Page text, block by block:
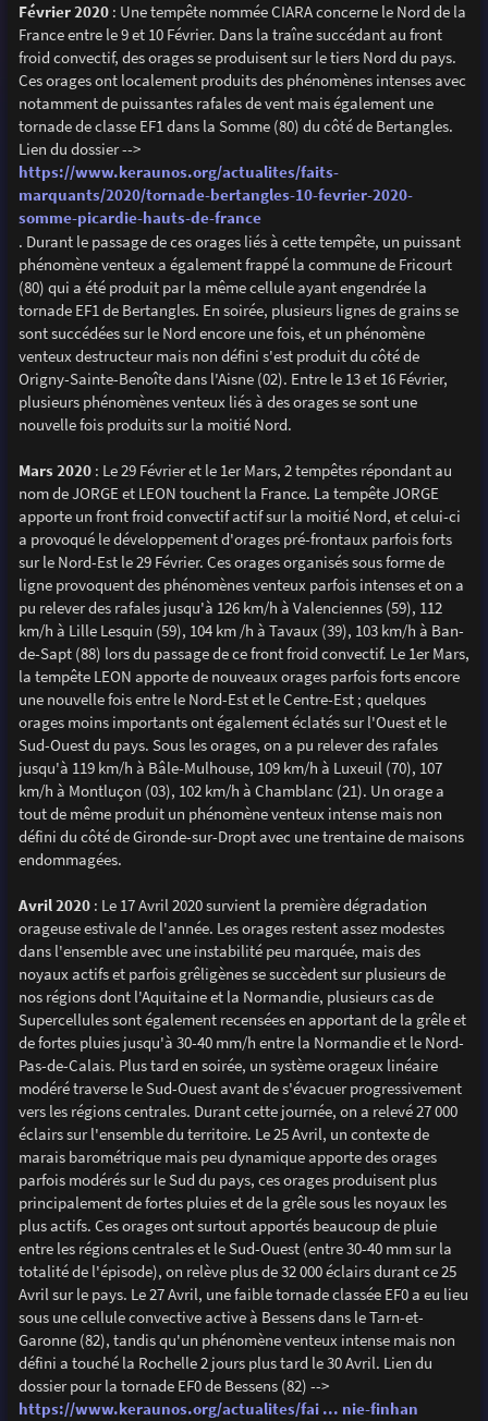
Février 2020: Une tempête nommée CIARA concerne le Nord de la
France entre le 9 et 10 Février. Dans la traîne succédant au front
froid convectif, des orages se produisent sur le tiers Nord du pays.
Ces orages ont localement produits des phénomènes intenses avec
notamment de puissantes rafales de vent mais également une
tornade de classe EF1 dans la Somme (80) du côté de Bertangles.
Lien du dossier -->
https://www.keraunos.org/actualites/faits-
marquants/2020/tornade-bertangles-10-fevrier-2020-
somme-picardie-hauts-de-france
. Durant le passage de ces orages liés à cette tempête, un puissant
phénomène venteux a également frappé la commune de Fricourt
(80) qui a été produit par la même cellule ayant engendrée la
tornade EF1 de Bertangles. En soirée, plusieurs lignes de grains se
sont succédées sur le Nord encore une fois, et un phénomène
venteux destructeur mais non défini s'est produit du côté de
Origny-Sainte-Benoîte dans l'Aisne (02). Entre le 13 et 16 Février,
plusieurs phénomènes venteux liés à des orages se sont une
nouvelle fois produits sur la moitié Nord.
Mars 2020: Le 29 Février et le 1er Mars, 2 tempêtes répondant au
nom de JORGE et LEON touchent la France. La tempête JORGE
apporte un front froid convectif actif sur la moitié Nord, et celui-ci
a provoqué le développement d'orages pré-frontaux parfois forts
sur le Nord-Est le 29 Février. Ces orages organisés sous forme de
ligne provoquent des phénomènes venteux parfois intenses et on a
pu relever des rafales jusqu'à 126 km/h à Valenciennes (59), 112
km/h à Lille Lesquin (59), 104 km /h à Tavaux (39), 103 km/h à Ban-
de-Sapt (88) lors du passage de ce front froid convectif. Le 1er Mars,
la tempête LEON apporte de nouveaux orages parfois forts encore
une nouvelle fois entre le Nord-Est et le Centre-Est ; quelques
orages moins importants ont également éclatés sur l'Ouest et le
Sud-Ouest du pays. Sous les orages, on a pu relever des rafales
jusqu'à 119 km/h à Bâle-Mulhouse, 109 km/h à Luxeuil (70), 107
km/h à Montluçon (03), 102 km/h à Chamblanc (21). Un orage a
tout de même produit un phénomène venteux intense mais non
défini du côté de Gironde-sur-Dropt avec une trentaine de maisons
endommagées.
Avril 2020: Le 17 Avril 2020 survient la première dégradation
orageuse estivale de l'année. Les orages restent assez modestes
dans l'ensemble avec une instabilité peu marquée, mais des
noyaux actifs et parfois grêligènes se succèdent sur plusieurs de
nos régions dont l'Aquitaine et la Normandie, plusieurs cas de
Supercellules sont également recensées en apportant de la grêle et
de fortes pluies jusqu'à 30-40 mm/h entre la Normandie et le Nord-
Pas-de-Calais. Plus tard en soirée, un système orageux linéaire
modéré traverse le Sud-Ouest avant de s'évacuer progressivement
vers les régions centrales. Durant cette journée, on a relevé 27 000
éclairs sur l'ensemble du territoire. Le 25 Avril, un contexte de
marais barométrique mais peu dynamique apporte des orages
parfois modérés sur le Sud du pays, ces orages produisent plus
principalement de fortes pluies et de la grêle sous les noyaux les
plus actifs. Ces orages ont surtout apportés beaucoup de pluie
entre les régions centrales et le Sud-Ouest (entre 30-40 mm sur la
totalité de l'épisode), on relève plus de 32 000 éclairs durant ce 25
Avril sur le pays. Le 27 Avril, une faible tornade classée EF0 a eu lieu
sous une cellule convective active à Bessens dans le Tarn-et-
Garonne (82), tandis qu'un phénomène venteux intense mais non
défini a touché la Rochelle 2 jours plus tard le 30 Avril. Lien du
dossier pour la tornade EF0 de Bessens (82) -->
https://www.keraunos.org/actualites/fai ... nie-finhan